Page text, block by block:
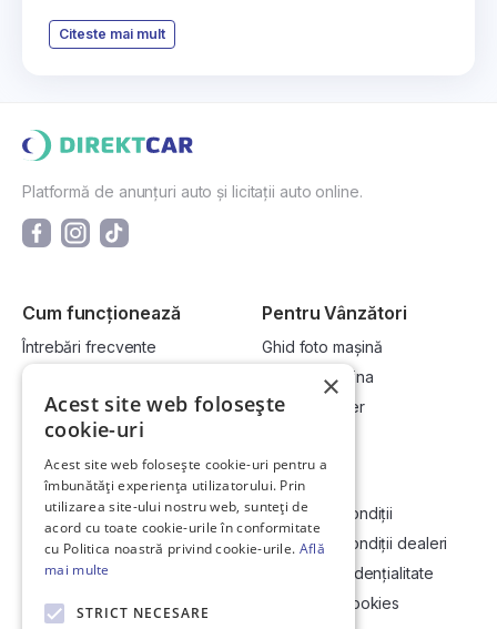
Citeste mai mult
Platformă de anunțuri auto și licitații auto online.
Cum funcționează
Întrebări frecvente
Cum vând la licitație?
Pentru Vânzători
Ghid foto mașină
Vinde-ți mașina
Devino dealer
Link-uri utile
Informații utile vizionare
Contact
Soluționarea Online a litigiilor
ANCP
Compania
Termeni și condiții
Termeni și condiții dealeri
Politică confidențialitate
Politica de cookies
×
Acest site web folosește
cookie-uri
Acest site web folosește cookie-uri pentru a
îmbunătăți experiența utilizatorului. Prin
utilizarea site-ului nostru web, sunteți de
acord cu toate cookie-urile în conformitate
cu Politica noastră privind cookie-urile. Află
mai multe
STRICT NECESARE